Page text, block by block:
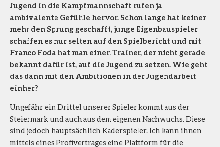
Jugend in die Kampfmannschaft rufen ja
ambivalente Gefühle hervor. Schon lange hat keiner
mehr den Sprung geschafft, junge Eigenbauspieler
schaffen es nur selten auf den Spielbericht und mit
Franco Foda hat man einen Trainer, der nicht gerade
bekannt dafür ist, auf die Jugend zu setzen. Wie geht
das dann mit den Ambitionen in der Jugendarbeit
einher?
Ungefähr ein Drittel unserer Spieler kommt aus der
Steiermark und auch aus dem eigenen Nachwuchs. Diese
sind jedoch hauptsächlich Kaderspieler. Ich kann ihnen
mittels eines Profivertrages eine Plattform für die